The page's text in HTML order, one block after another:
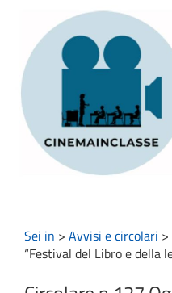
Sei in > Avvisi e circolari >
“Festival del Libro e della